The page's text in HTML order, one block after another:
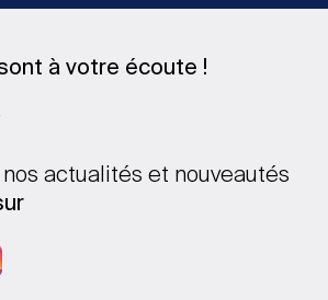
à votre écoute !
actualités et nouveautés